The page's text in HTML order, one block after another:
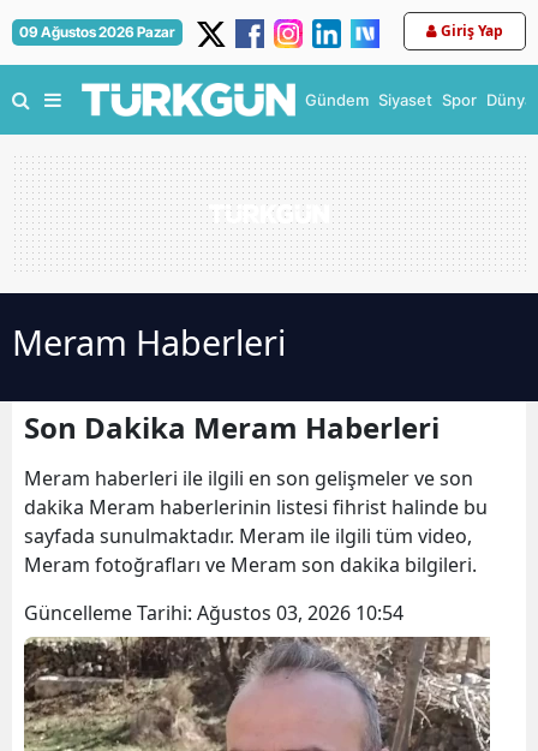
09 Ağustos 2026 Pazar Giriş Yap
Gündem Siyaset Spor Dünya
Meram Haberleri
Son Dakika Meram Haberleri
Meram haberleri ile ilgili en son gelişmeler ve son
dakika Meram haberlerinin listesi fihrist halinde bu
sayfada sunulmaktadır. Meram ile ilgili tüm video,
Meram fotoğrafları ve Meram son dakika bilgileri.
Güncelleme Tarihi: Ağustos 03, 2026 10:54